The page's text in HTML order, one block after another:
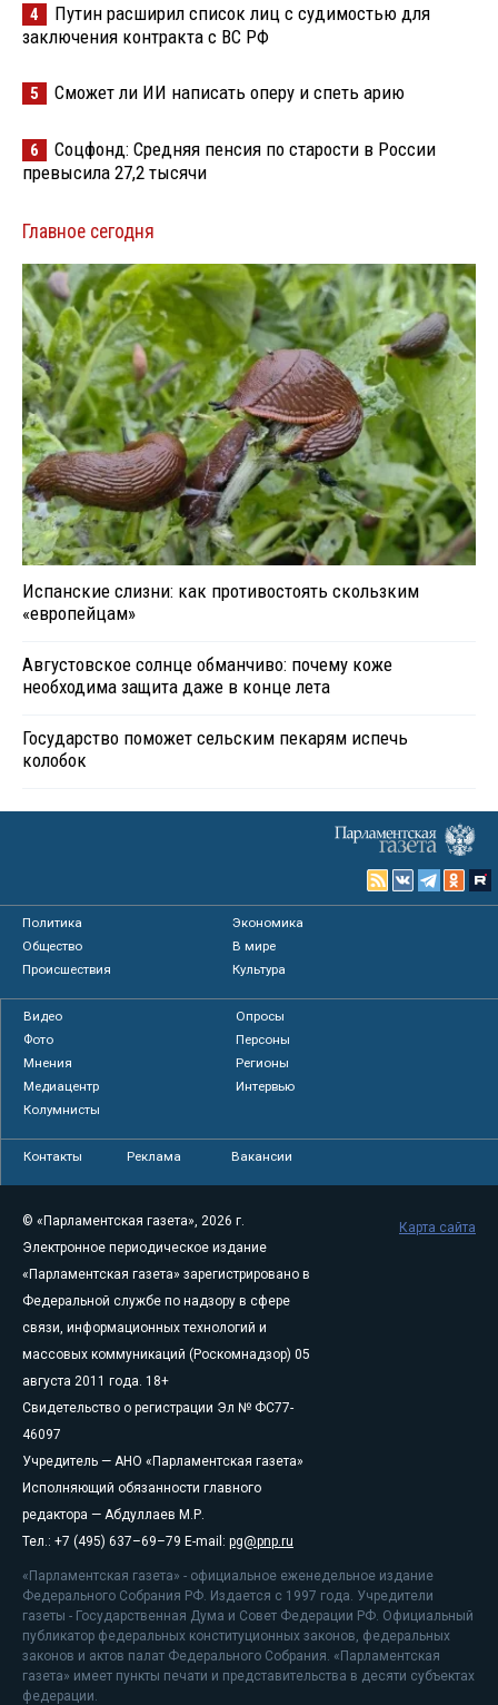
4
Путин расширил список лиц с судимостью для
заключения контракта с ВС РФ
5 Сможет ли ИИ написать оперу и спеть арию
6
Соцфонд: Средняя пенсия по старости в России
превысила 27,2 тысячи
Главное сегодня
Испанские слизни: как противостоять скользким
«европейцам»
Августовское солнце обманчиво: почему коже
необходима защита даже в конце лета
Государство поможет сельским пекарям испечь
колобок
Политика
Экономика
Общество
В мире
Происшествия
Культура
Видео
Опросы
Фото
Персоны
Мнения
Регионы
Медиацентр
Интервью
Колумнисты
Контакты Реклама Вакансии
© «Парламентская газета», 2026 г.
Электронное периодическое издание
«Парламентская газета» зарегистрировано в
Федеральной службе по надзору в сфере
связи, информационных технологий и
массовых коммуникаций (Роскомнадзор) 05
августа 2011 года. 18+
Свидетельство о регистрации Эл № ФС77-
46097
Учредитель — АНО «Парламентская газета»
Исполняющий обязанности главного
редактора — Абдуллаев М.Р.
Тел.: +7 (495) 637–69–79 E-mail: pg@pnp.ru
«Парламентская газета» - официальное еженедельное издание
Федерального Собрания РФ. Издается с 1997 года. Учредители
газеты - Государственная Дума и Совет Федерации РФ. Официальный
публикатор федеральных конституционных законов, федеральных
законов и актов палат Федерального Собрания. «Парламентская
газета» имеет пункты печати и представительства в десяти субъектах
федерации.
Карта сайта